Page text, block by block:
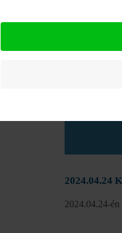
2024.04.24
2024.04.24-